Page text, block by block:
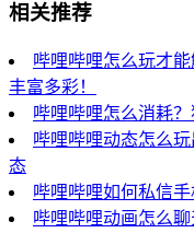
相关推荐
哔哩哔哩怎么玩才
丰富多彩！
哔哩哔哩怎么消耗
哔哩哔哩动态怎么
态
哔哩哔哩如何私信手
哔哩哔哩动画怎么聊